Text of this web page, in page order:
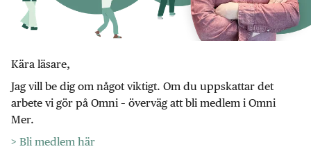
Kära läsare,
Jag vill be dig om något viktigt. Om du uppskattar det
arbete vi gör på Omni – överväg att bli medlem i Omni
Mer.
> Bli medlem här